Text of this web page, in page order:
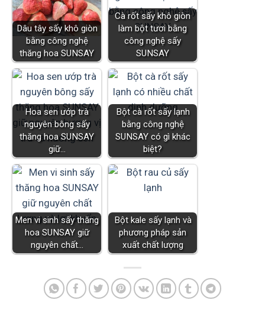
Dâu tây sấy khô giòn
bằng công nghệ
thăng hoa SUNSAY
Cà rốt sấy khô giòn
làm bột tươi bằng
công nghệ sấy
SUNSAY
Hoa sen ướp trà
nguyên bông sấy
thăng hoa SUNSAY
giữ…
Bột cà rốt sấy lạnh
bằng công nghệ
SUNSAY có gì khác
biệt?
Men vi sinh sấy thăng
hoa SUNSAY giữ
nguyên chất…
Bột kale sấy lạnh và
phương pháp sản
xuất chất lượng